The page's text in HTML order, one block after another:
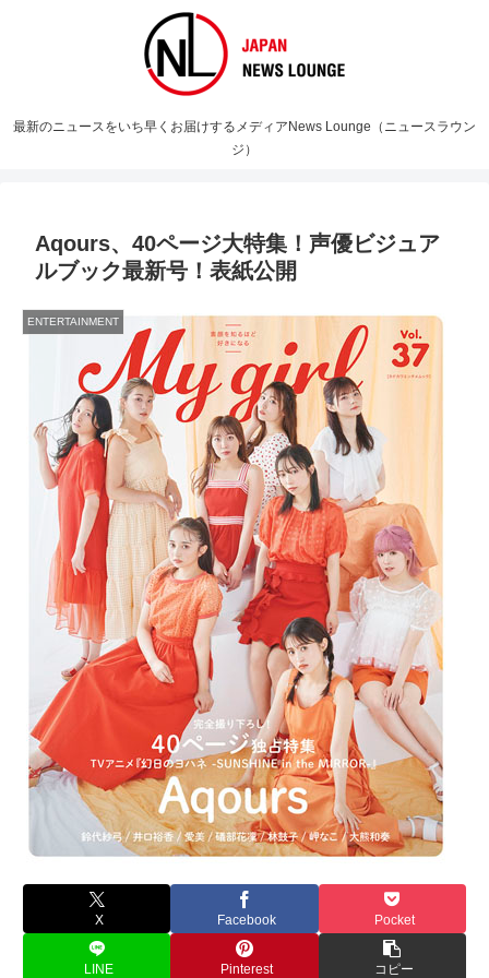
最新のニュースをいち早くお届けするメディアNews Lounge（ニュースラウン
ジ）
Aqours、40ページ大特集！声優ビジュア
ルブック最新号！表紙公開
ENTERTAINMENT
X Facebook Pocket
LINE Pinterest コピー